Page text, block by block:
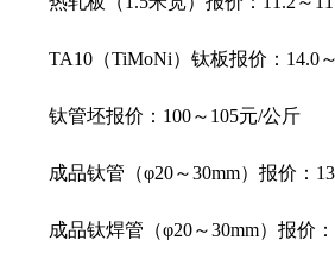
TA10（TiMoNi）钛板报价：14.0
钛管坯报价：100～105元/公斤
成品钛管（φ20～30mm）报价：
成品钛焊管（φ20～30mm）报价